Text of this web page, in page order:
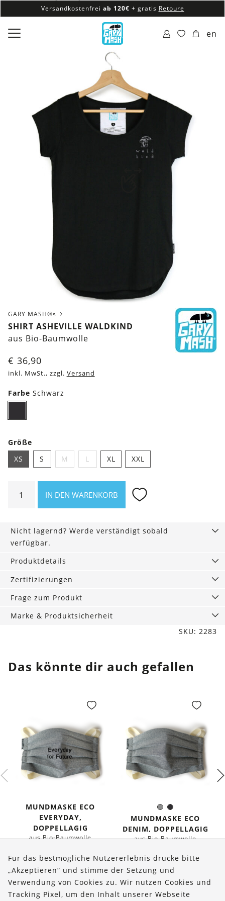
Versandkostenfrei ab 120€ + gratis Retoure
100% veganes & fair produziertes Sortiment
Versandkostenfrei ab 120€
en
GARY MASH®s
SHIRT ASHEVILLE WALDKIND
aus Bio-Baumwolle
€ 36,90
inkl. MwSt., zzgl. Versand
Farbe Schwarz
Größe
XS
S M L XL XXL
Asheville
waldkind
IN DEN WARENKORB
Nicht lagernd? Werde verständigt sobald
verfügbar.
Produktdetails
Zertifizierungen
Frage zum Produkt
Marke & Produktsicherheit
SKU: 2283
Das könnte dir auch gefallen
MUNDMASKE ECO
EVERYDAY,
DOPPELLAGIG
aus Bio-Baumwolle
GrauSchwarz
Farbe:
MUNDMASKE ECO
DENIM, DOPPELLAGIG
aus Bio-Baumwolle
Über uns
Für das bestmögliche Nutzererlebnis drücke bitte
„Akzeptieren“ und stimme der Setzung und
Verwendung von Cookies zu. Wir nutzen Cookies und
Tracking Pixel, um den Inhalt unserer Webseite